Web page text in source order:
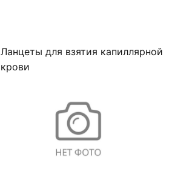
Ланцеты для взятия капиллярной
крови